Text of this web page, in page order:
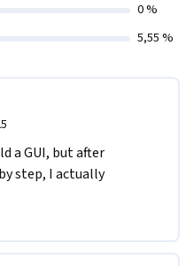
0 %
5,55 %
a GUI, but after
step, I actually